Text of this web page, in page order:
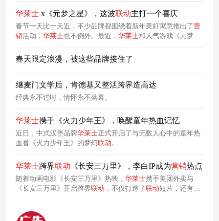
华莱士 x《元梦之星》，这波联动主打一个喜庆
春节一天比一天近，不少品牌都围绕着新年美好寓意推出了营
销活动， 华莱士也不例外。最近， 华莱士和人气游戏《元梦之
星》跨界合作了，双方携手开启了新年联名，给每一位消费者
带来美味与祝福叠加的双重惊喜体验。
春天限定浪漫，被这些品牌接住了
继麦门文学后，肯德基又整活跨界造高达
经典永不过时，情怀永不落幕。
华莱士携手《火力少年王》，唤醒童年热血记忆
近日，中式汉堡品牌华莱士正式开启了与无数人心中的童年热
血番《火力少年王》的梦幻联动。
华莱士跨界联动 《长安三万里》，李白IP成为营销热点
随着动画电影《长安三万里》热映， 华莱士携手美团外卖与
《长安三万里》开启跨界联动 ，不仅打造了联动短片，还有联